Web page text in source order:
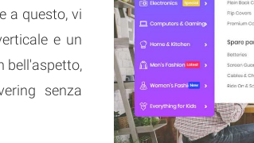
a questo, vi
e un
bell'aspetto,
senza